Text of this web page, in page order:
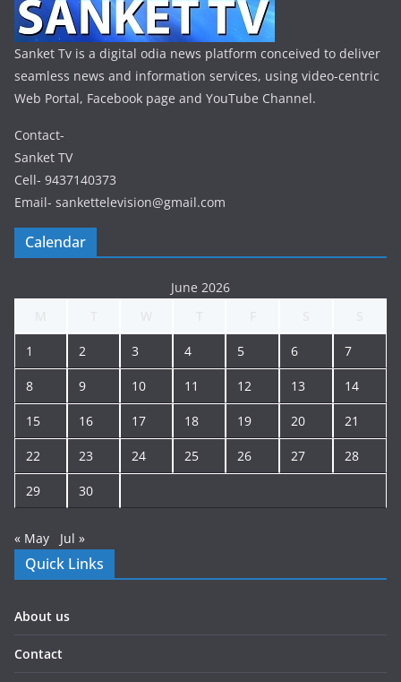
Sanket Tv is a digital odia news platform conceived to deliver
seamless news and information services, using video-centric
Web Portal, Facebook page and YouTube Channel.
Contact-
Sanket TV
Cell- 9437140373
Email- sankettelevision@gmail.com
Calendar
June 2026
1 2 3 4 5 6 7
8 9 10 11 12 13 14
15 16 17 18 19 20 21
22 23 24 25 26 27 28
29 30
« May Jul »
Quick Links
About us
Contact